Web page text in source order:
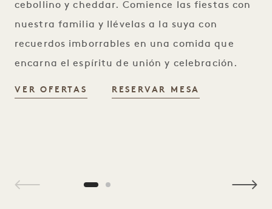
cebollino y cheddar. Comience las fiestas con
nuestra familia y llévelas a la suya con
recuerdos imborrables en una comida que
encarna el espíritu de unión y celebración.
VER OFERTAS MAÑANAS NAVIDEÑAS
RESERVAR MESA